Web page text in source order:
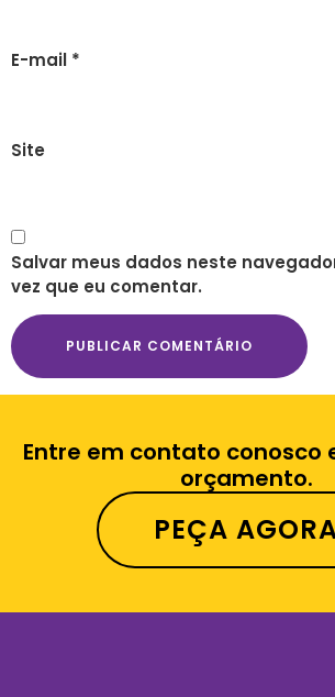
E-mail *
Site
Salvar meus dados neste
vez que eu comentar.
Entre em contato conosco
orçamento.
PEÇA